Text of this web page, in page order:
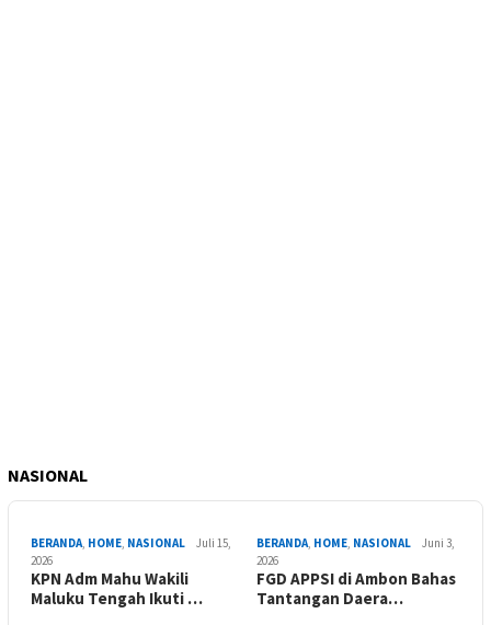
NASIONAL
BERANDA, HOME, NASIONAL
Juli 15,
2026
KPN Adm Mahu Wakili
Maluku Tengah Ikuti …
BERANDA, HOME, NASIONAL
Juni 3,
2026
FGD APPSI di Ambon Bahas
Tantangan Daera…